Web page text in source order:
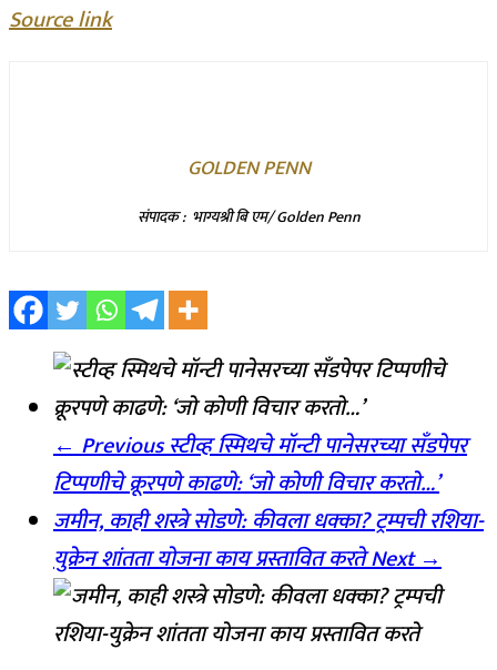
Source link
GOLDEN PENN
संपादक : भाग्यश्री बि एम/ Golden Penn
← Previousस्टीव्ह स्मिथचे मॉन्टी पानेसरच्या सँडपेपर
टिप्पणीचे क्रूरपणे काढणे: ‘जो कोणी विचार करतो…’
जमीन, काही शस्त्रे सोडणे: कीवला धक्का? ट्रम्पची रशिया-
युक्रेन शांतता योजना काय प्रस्तावित करतेNext →